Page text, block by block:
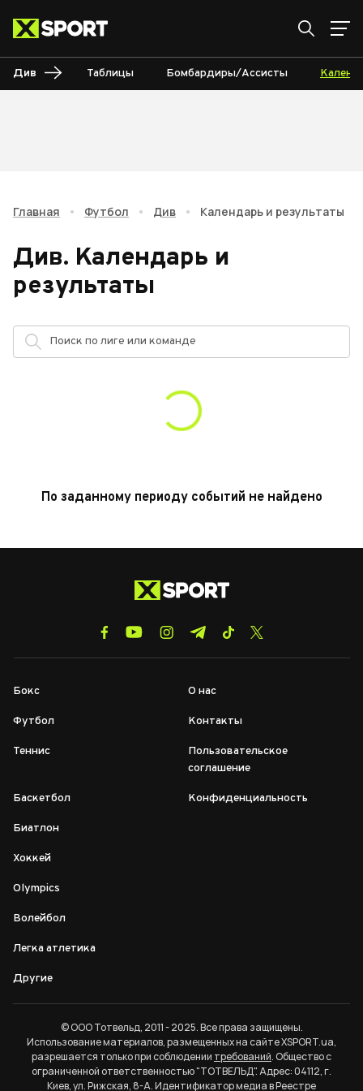
Див Таблицы Бомбардиры/Ассисты
Главная • Футбол • Див • Календарь и результаты
Див. Календарь и
результаты
По заданному периоду событий не найдено
Бокс
Футбол
Теннис
Баскетбол
Биатлон
Хоккей
Olympics
Волейбол
Легка атлетика
Другие
О нас
Контакты
Пользовательское
соглашение
Конфиденциальность
© ООО Тотвельд, 2011 - 2025. Все права защищены.
Использование материалов, размещенных на сайте XSPORT.ua,
разрешается только при соблюдении требований. Общество с
ограниченной ответственностью "ТОТВЕЛЬД". Адрес: 04112, г.
Киев, ул. Рижская, 8-А. Идентификатор медиа в Реестре